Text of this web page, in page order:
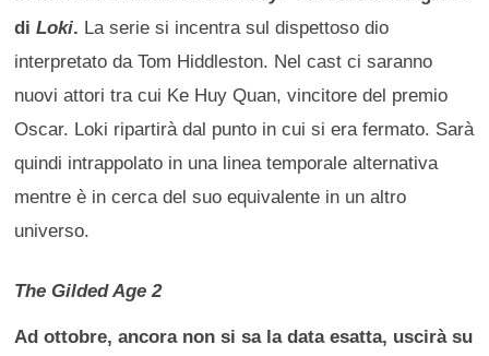
diLoki. La serie si incentra sul dispettoso dio
interpretato da Tom Hiddleston. Nel cast ci saranno
nuovi attori tra cui Ke Huy Quan, vincitore del premio
Oscar. Loki ripartirà dal punto in cui si era fermato. Sarà
quindi intrappolato in una linea temporale alternativa
mentre è in cerca del suo equivalente in un altro
universo.
The Gilded Age 2
Ad ottobre, ancora non si sa la data esatta, uscirà su